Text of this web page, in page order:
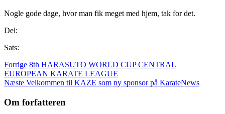
Nogle gode dage, hvor man fik meget med hjem, tak for det.
Del:
Sats:
Forrige 8th HARASUTO WORLD CUP CENTRAL
EUROPEAN KARATE LEAGUE
Næste Velkommen til KAZE som ny sponsor på KarateNews
Om forfatteren